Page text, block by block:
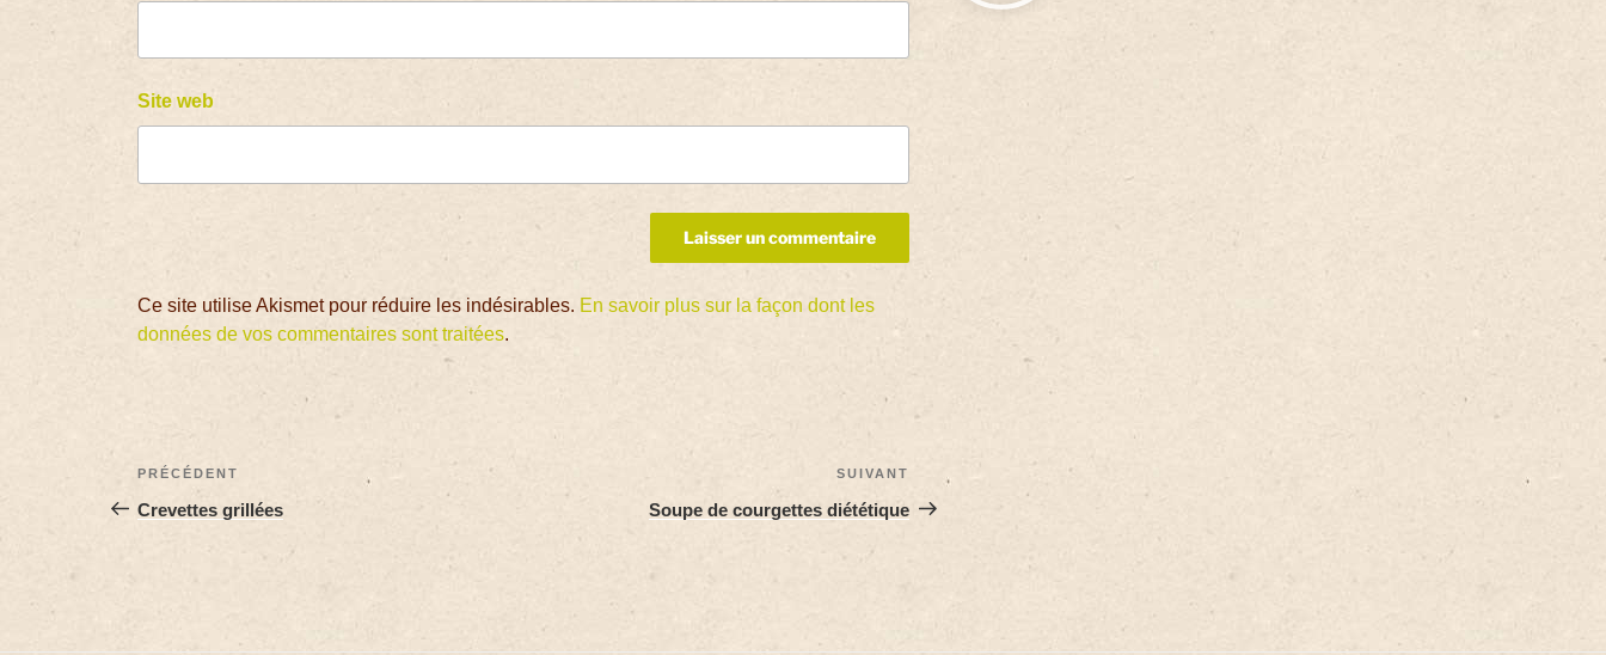
Site web
Ce site utilise Akismet pour réduire les indésirables. En savoir plus sur la façon dont les
données de vos commentaires sont traitées.
PRÉCÉDENT
Crevettes grillées
SUIVANT
Soupe de courgettes diététique